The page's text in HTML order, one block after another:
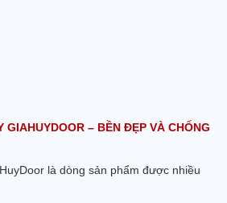
GIAHUYDOOR – BỀN ĐẸP VÀ CHỐNG
là dòng sản phẩm được nhiều